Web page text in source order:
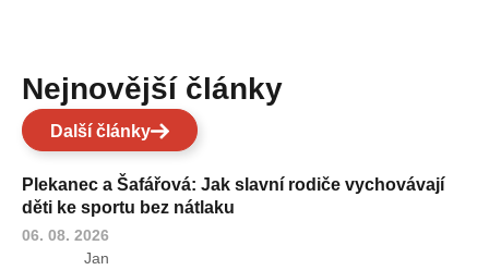
Nejnovější články
Další články
Plekanec a Šafářová: Jak slavní rodiče vychovávají
děti ke sportu bez nátlaku
06. 08. 2026
Jan